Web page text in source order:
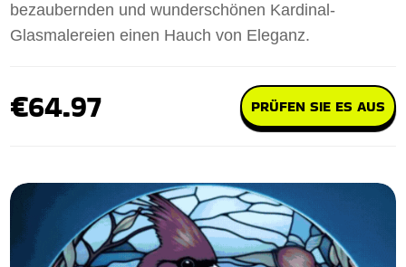
bezaubernden und wunderschönen Kardinal-
Glasmalereien einen Hauch von Eleganz.
€64.97 PRÜFEN SIE ES AUS